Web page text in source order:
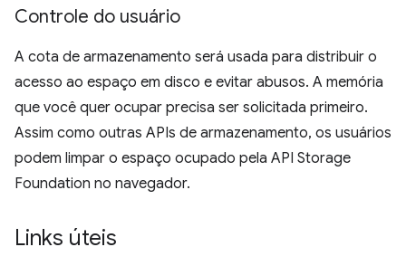
Controle do usuário
A cota de armazenamento será usada para distribuir o
acesso ao espaço em disco e evitar abusos. A memória
que você quer ocupar precisa ser solicitada primeiro.
Assim como outras APIs de armazenamento, os usuários
podem limpar o espaço ocupado pela API Storage
Foundation no navegador.
Links úteis